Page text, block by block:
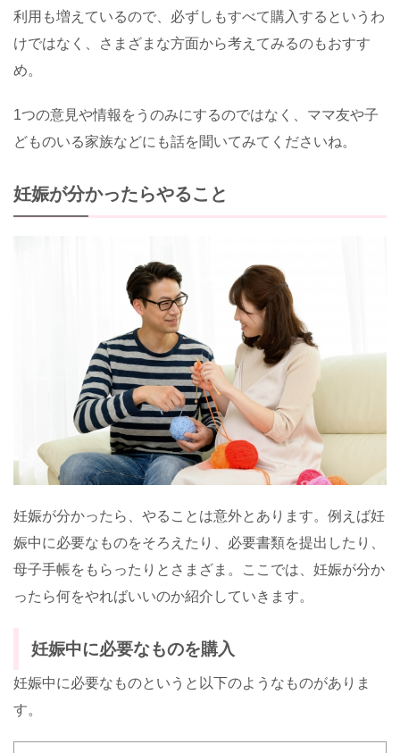
利用も増えているので、必ずしもすべて購入するというわ
けではなく、さまざまな方面から考えてみるのもおすす
め。
1つの意見や情報をうのみにするのではなく、ママ友や子
どものいる家族などにも話を聞いてみてくださいね。
妊娠が分かったらやること
妊娠が分かったら、やることは意外とあります。例えば妊
娠中に必要なものをそろえたり、必要書類を提出したり、
母子手帳をもらったりとさまざま。ここでは、妊娠が分か
ったら何をやればいいのか紹介していきます。
妊娠中に必要なものを購入
妊娠中に必要なものというと以下のようなものがありま
す。